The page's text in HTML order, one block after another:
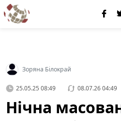
Зоряна Білокрай
25.05.25 08:49 08.07.26 04:49
Нічна